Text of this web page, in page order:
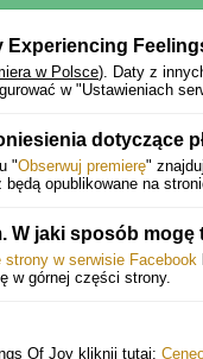
Experiencing
w Polsce). Daty z
w "Ustawieniach
dotyczące
"Obserwuj premierę"
opublikowane na
W jaki sposób mogę
strony w serwisie Facebook
w górnej części strony.
Of Joy kliknij tutaj: